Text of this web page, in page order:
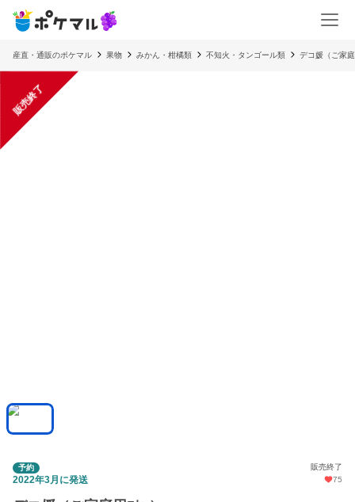
産直・通販のポケマル 果物 みかん・柑橘類 不知火・タンゴール類 デコ媛（ご家
販売終了
予約 販売終了
2022年3月に発送 75